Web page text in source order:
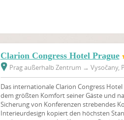
Clarion Congress Hotel Prague
Prag außerhalb Zentrum → Vysočany,
Das internationale Clarion Congress
dem größten Komfort seiner Gäste und
Sicherung von Konferenzen strebendes
Interieurdesign kopiert den höchsten